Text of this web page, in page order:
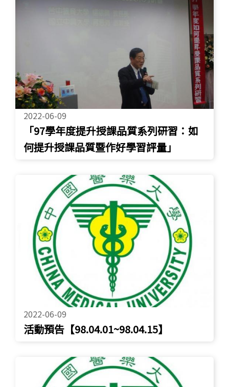
2022-06-09
「97學年度提升授課品質系列研習：如
何提升授課品質暨作好學習評量」
2022-06-09
活動預告【98.04.01~98.04.15】